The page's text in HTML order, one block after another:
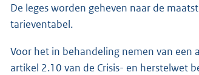
De leges worden geheven naar de
tarieventabel.
Voor het in behandeling nemen van een
artikel 2.10 van de Crisis- en herstelwet